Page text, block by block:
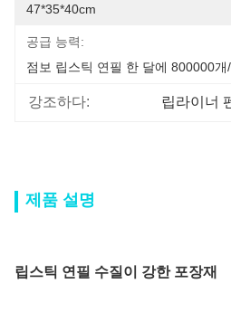
47*35*40cm
공급 능력:
점보 립스틱 연필 한 달에 800000개
강조하다: 립라이너
제품 설명
립스틱 연필 수질이 강한 포장재